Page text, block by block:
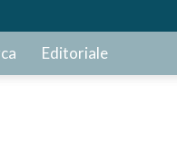
Editoriale